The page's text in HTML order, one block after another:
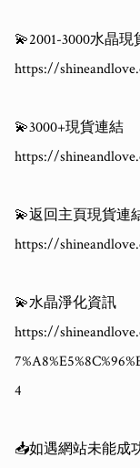
💫2001-3000水晶
https://
💫3000+現貨連結
https://
💫返回主頁現貨連
https://
💫水晶淨化資訊
https://
4
📥如遇網站未能成